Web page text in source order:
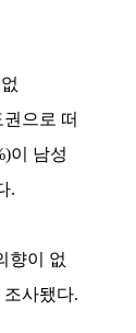
으로 떠
이 남성
.
향이 없
조사됐다.